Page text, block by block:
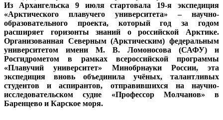
Из Архангельска 9 июля стартовала 19-я экспедиция
«Арктического плавучего университета» – научно-
образовательного проекта, который год за годом
расширяет горизонты знаний о российской Арктике.
Организованная Северным (Арктическим) федеральным
университетом имени М. В. Ломоносова (САФУ) и
Росгидрометом в рамках всероссийской программы
«Плавучий университет» Минобрнауки России, эта
экспедиция вновь объединила учёных, талантливых
студентов и аспирантов, отправившихся на научно-
исследовательском судне «Профессор Молчанов» в
Баренцево и Карское моря.